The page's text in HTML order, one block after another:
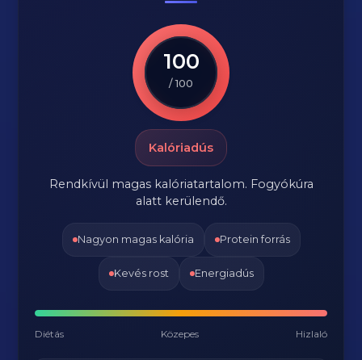
100
/ 100
Kalóriadús
Rendkívül magas kalóriatartalom. Fogyókúra
alatt kerülendő.
Nagyon magas kalória Protein forrás
Kevés rost Energiadús
Diétás Közepes Hizlaló